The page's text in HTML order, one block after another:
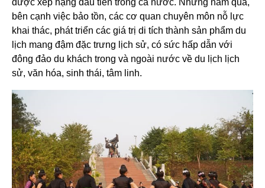
bên cạnh việc bảo tồn, các cơ quan chuyên môn nỗ lực
khai thác, phát triển các giá trị di tích thành sản phẩm du
lịch mang đậm đặc trưng lịch sử, có sức hấp dẫn với
đông đảo du khách trong và ngoài nước về du lịch lịch
sử, văn hóa, sinh thái, tâm linh.